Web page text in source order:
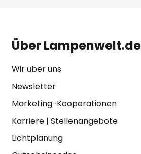
Über Lampenwelt.de
Wir über uns
Newsletter
Marketing-Kooperationen
Karriere| Stellenangebote
Lichtplanung